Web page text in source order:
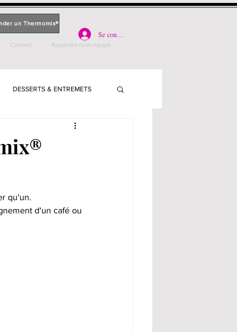
un Thermomix®
Se connecter
Contact Rejoindre mon équipe
DESSERTS & ENTREMETS
TARTES, QUICHES & PIZZAS
qu'un.
d'un café ou